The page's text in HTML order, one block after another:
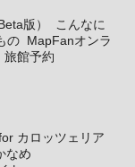
版）
こんなに
の MapFanオンラ
旅館予約
カロッツェリア
なめ